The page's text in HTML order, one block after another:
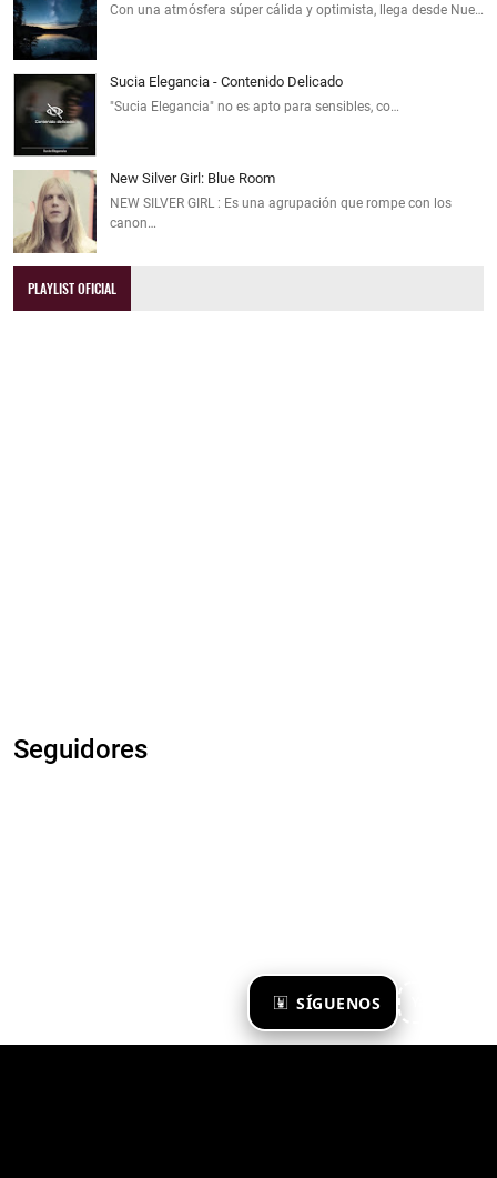
SÍGUENOS
Con una atmósfera súper cálida y optimista, llega desde Nue…
Sucia Elegancia - Contenido Delicado
"Sucia Elegancia" no es apto para sensibles, co…
New Silver Girl: Blue Room
NEW SILVER GIRL : Es una agrupación que rompe con los
canon…
PLAYLIST OFICIAL
Seguidores